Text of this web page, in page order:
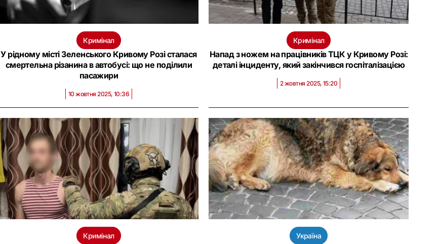
Кримінал
У рідному місті Зеленського Кривому Розі сталася
смертельна різанина в автобусі: що не поділили
пасажири
10 жовтня 2025, 10:36
Кримінал
Напад з ножем на працівників ТЦК у Кривому Розі:
деталі інциденту, який закінчився госпіталізацією
2 жовтня 2025, 15:20
Кримінал Україна